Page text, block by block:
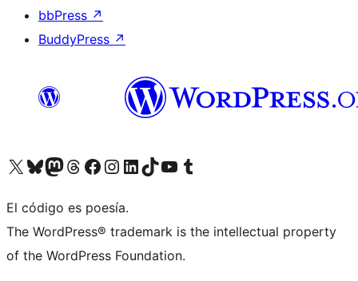
bbPress ↗
BuddyPress ↗
Visita nuestra cuenta de X (anteriormente Twitter)
Visita nuestra cuenta de Bluesky
Visita nuestra cuenta de Mastodon
Visita nuestra cuenta de Threads
Visita nuestra página de Facebook
Visita nuestra cuenta de Instagram
Visita nuestra cuenta de LinkedIn
Visita nuestra cuenta de TikTok
Visita nuestro canal de YouTube
Visita nuestra cuenta de Tumblr
El código es poesía.
The WordPress® trademark is the intellectual property
of the WordPress Foundation.